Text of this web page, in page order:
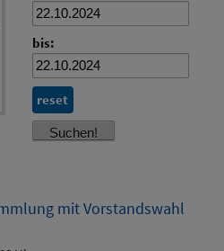
bis:
reset
mit Vorstandswahl